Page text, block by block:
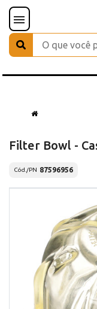
Filter Bowl -
Cód./PN 87596956